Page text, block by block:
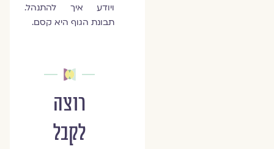
ויודע איך להתנהל.
תבונת הגוף היא קסם.
רוצה
לקבל